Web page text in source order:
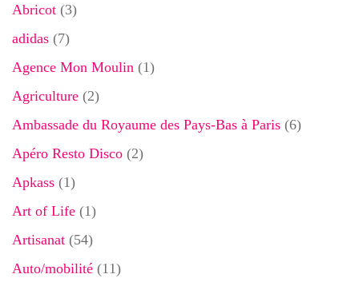
Abricot (3)
adidas (7)
Agence Mon Moulin (1)
Agriculture (2)
Ambassade du Royaume des Pays-Bas à Paris (6)
Apéro Resto Disco (2)
Apkass (1)
Art of Life (1)
Artisanat (54)
Auto/mobilité (11)